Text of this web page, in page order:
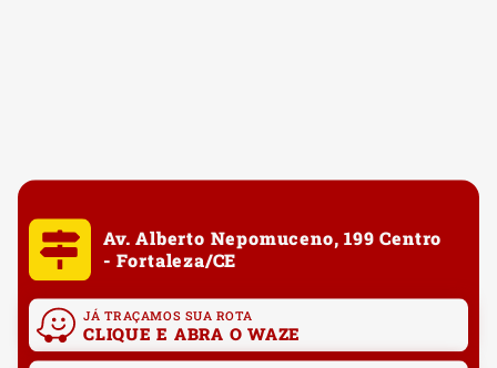
Av. Alberto Nepomuceno, 199 Centro
- Fortaleza/CE
JÁ TRAÇAMOS SUA ROTA
CLIQUE E ABRA O WAZE